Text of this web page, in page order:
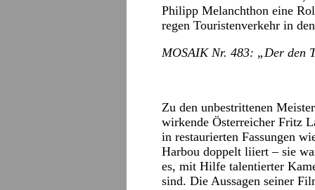
Philipp Melanchthon eine
regen Touristenverkehr in
MOSAIK Nr. 483: „Der den
Zu den unbestrittenen
wirkende Österreicher Fritz
in restaurierten Fassungen
Harbou doppelt liiert – sie
es, mit Hilfe talentierter
sind. Die Aussagen seiner